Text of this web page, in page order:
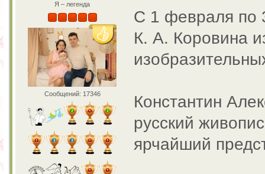
Я – легенда
Сообщений: 17346
С 1 февраля по
К. А. Коровина
Константин
русский
ярчайший